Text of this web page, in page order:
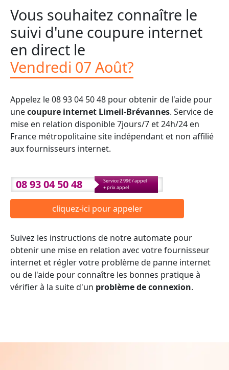
Vous souhaitez connaître le
suivi d'une coupure internet
en direct le
Vendredi 07 Août?
Appelez le 08 93 04 50 48 pour obtenir de l'aide pour
unecoupure internet Limeil-Brévannes. Service de
mise en relation disponible 7jours/7 et 24h/24 en
France métropolitaine site indépendant et non affilié
aux fournisseurs internet.
08 93 04 50 48
Service 2.99€ / appel
+ prix appel
cliquez-ici pour appeler
Suivez les instructions de notre automate pour
obtenir une mise en relation avec votre fournisseur
internet et régler votre problème de panne internet
ou de l'aide pour connaître les bonnes pratique à
vérifier à la suite d'un problème de connexion.